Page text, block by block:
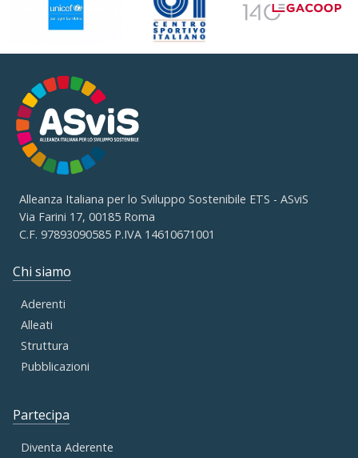
Alleanza Italiana per lo Sviluppo Sostenibile ETS - ASviS
Via Farini 17, 00185 Roma
C.F. 97893090585 P.IVA 14610671001
Chi siamo
Aderenti
Alleati
Struttura
Pubblicazioni
Partecipa
Diventa Aderente